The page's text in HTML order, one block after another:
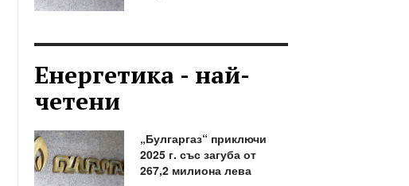
Енергетика - най-
четени
„Булгаргаз“ приключи
2025 г. със загуба от
267,2 милиона лева